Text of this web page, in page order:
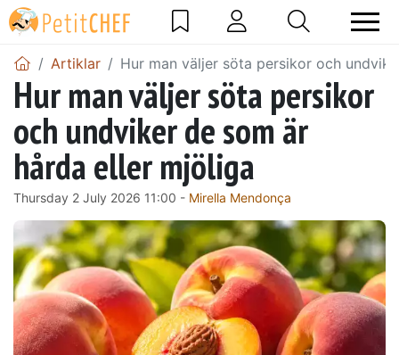
Artiklar Hur man väljer söta persikor och
Hur man väljer söta persikor
och undviker de som är
hårda eller mjöliga
Thursday 2 July 2026 11:00 - Mirella Mendonça